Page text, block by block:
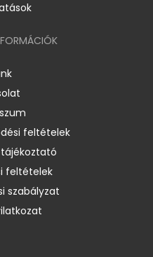
feltételek
feltételek
szabályzat